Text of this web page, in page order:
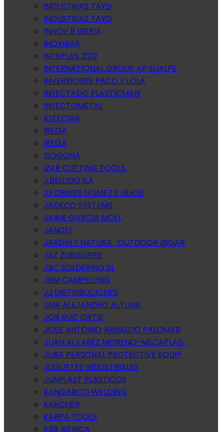
INDUSTRIAS TAYG
INDUSTRIAS TAYG
INNOV 8 IBERIA
INOXIBAR
INTEPLAS 2012
INTERNATIONAL GROUP AP SUALPE
INVERSIONES PACO Y LOLA
INYECTADO PLASTICMAN
INYECTOMETAL
IOTECNIA
IREGA
IREGA
ISOGONA
IZAR CUTTING TOOLS.
J.BELLIDO S.A
J.FORNIES GOMEZ E HIJOS
JADECO SYSTEMS
JAIME GARCIA MOLL
JANDEL
JARDIN Y NATURA , OUTDOOR @GAR
JAZ ZUBIAURRE
JBC SOLDERING SL
JBM CAMPLLONG
JJ DISTRIBUCIONES
JMA ALEJANDRO ALTUNA
JOB RUIZ ORTIZ
JOSE ANTONIO ARNALDO PALOMAR
JUAN ALVAREZ MORENO-MECAPLAS-
JUBA PERSONAL PROTECTIVE EQUIP
JUGUETES INDUSTRIALES
JUNPLAST PLASTICOS
KANGAROO WELDING
KARCHER
KARPA TOOLS
KB8 IBERICA